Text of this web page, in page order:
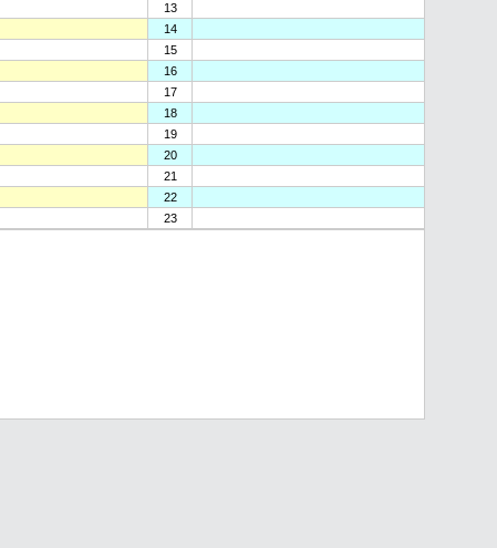
13
14
15
16
17
18
19
20
21
22
23